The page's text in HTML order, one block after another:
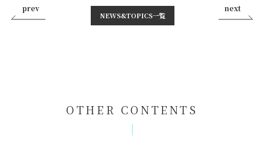
prev next
NEWS&TOPICS⼀覧
OTHER CONTENTS